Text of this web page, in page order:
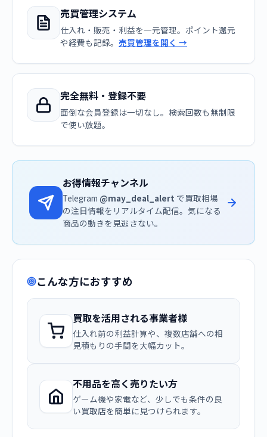
売買管理システム
仕入れ・販売・利益を一元管理。ポイント還元
や経費も記録。 売買管理を開く →
完全無料・登録不要
面倒な会員登録は一切なし。検索回数も無制限
で使い放題。
お得情報チャンネル
Telegram @may_deal_alert で買取相場
の注目情報をリアルタイム配信。気になる
商品の動きを見逃さない。
こんな方におすすめ
買取を活用される事業者様
仕入れ前の利益計算や、複数店舗への相
見積もりの手間を大幅カット。
不用品を高く売りたい方
ゲーム機や家電など、少しでも条件の良
い買取店を簡単に見つけられます。